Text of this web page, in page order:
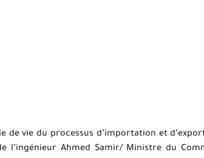
de vie du processus d’importation et
l’ingénieur Ahmed Samir/ Ministre du